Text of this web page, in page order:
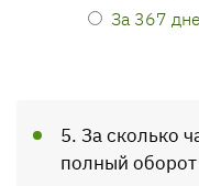
За 367
5. За сколько
полный оборот